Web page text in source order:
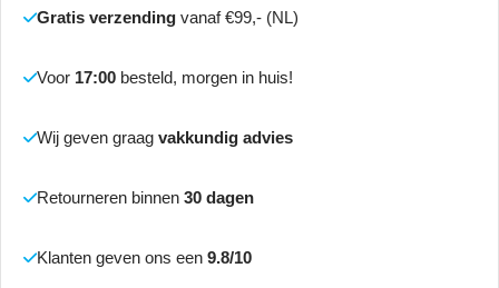
Gratis verzending vanaf €99,- (NL)
Voor 17:00 besteld, morgen in huis!
Wij geven graag vakkundig advies
Retourneren binnen 30 dagen
Klanten geven ons een 9.8/10